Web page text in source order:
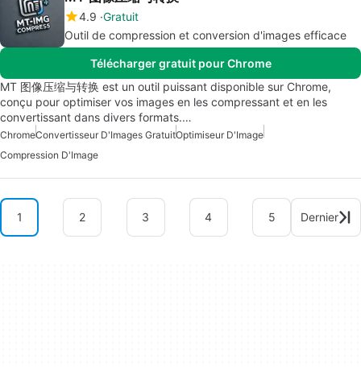
4.9 Gratuit
Outil de compression et conversion d'images efficace
Télécharger gratuit pour Chrome
MT 图像压缩与转换 est un outil puissant disponible sur Chrome,
conçu pour optimiser vos images en les compressant et en les
convertissant dans divers formats.…
ChromeConvertisseur D'Images GratuitOptimiseur D'Image
Compression D'Image
1 2 3 4 5 Dernier